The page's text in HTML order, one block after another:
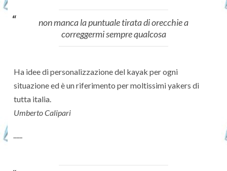
non manca la puntuale tirata di orecchie a
correggermi sempre qualcosa
Ha idee di personalizzazione del kayak per ogni
situazione ed è un riferimento per moltissimi yakers di
tutta italia.
Umberto Calipari